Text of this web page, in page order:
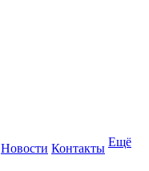
Новости Контакты Ещё